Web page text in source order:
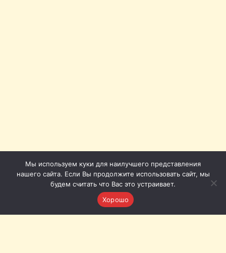
Мы используем куки для наилучшего представления
нашего сайта. Если Вы продолжите использовать сайт, мы
будем считать что Вас это устраивает.
Хорошо